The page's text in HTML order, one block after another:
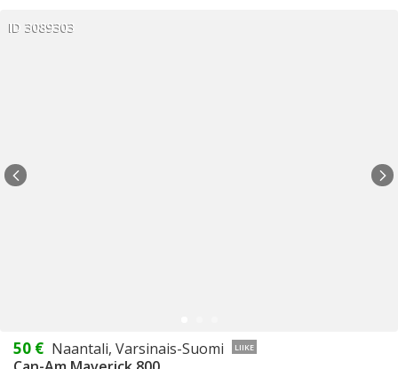
ID 3089303
50 € Naantali, Varsinais-Suomi LIIKE